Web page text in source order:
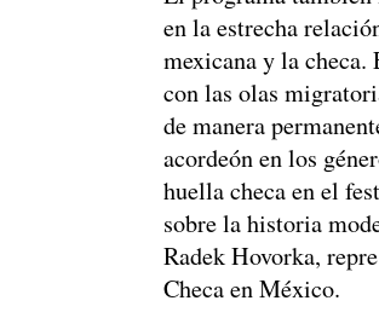
en la estrecha
mexicana y la
con las olas
de manera
acordeón en los
huella checa en el
sobre la historia
Radek Hovorka,
Checa en México.